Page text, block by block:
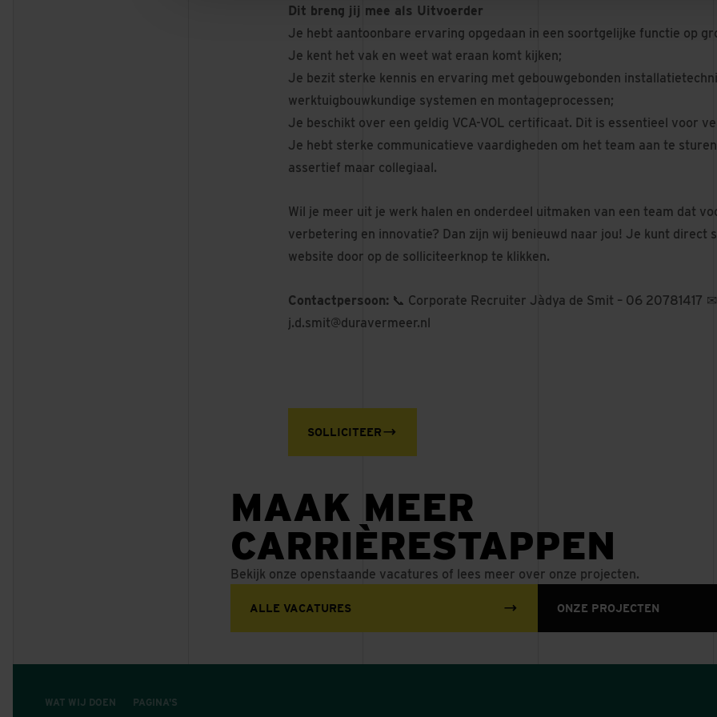
Dit breng jij mee als Uitvoerder
Je hebt aantoonbare ervaring opgedaan in een soortgelijke functie op
Je kent het vak en weet wat eraan komt kijken;
Je bezit sterke kennis en ervaring met gebouwgebonden
werktuigbouwkundige systemen en montageprocessen;
Je beschikt over een geldig VCA-VOL certificaat. Dit is essentieel voor
Je hebt sterke communicatieve vaardigheden om het team aan te
assertief maar collegiaal.
Wil je meer uit je werk halen en onderdeel uitmaken van een team dat
verbetering en innovatie? Dan zijn wij benieuwd naar jou! Je kunt direct
website door op de solliciteerknop te klikken.
Contactpersoon: 📞 Corporate Recruiter Jàdya de Smit – 06 20781417 ✉
j.d.smit@duravermeer.nl
SOLLICITEER
MAAK MEER
CARRIÈRESTAPPEN
Bekijk onze openstaande vacatures of lees meer over onze projecten.
ALLE VACATURES ONZE PROJECTEN
WAT WIJ DOEN PAGINA'S